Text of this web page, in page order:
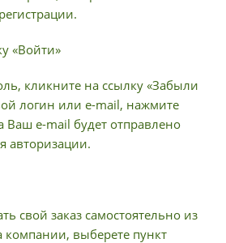
«Войти»
кликните на ссылку «Забыли
логин или e-mail, нажмите
Ваш e-mail будет отправлено
авторизации.
свой заказ самостоятельно из
компании, выберете пункт